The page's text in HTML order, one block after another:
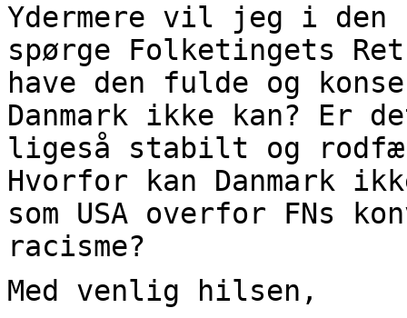
Ydermere vil jeg i den
spørge Folketingets
have den fulde og
Danmark ikke kan? Er
ligeså stabilt og
Hvorfor kan Danmark
som USA overfor FNs
racisme?
Med venlig hilsen,